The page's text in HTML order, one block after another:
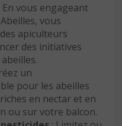
En vous engageant
vous
apiculteurs
des initiatives
un
pour les abeilles
en nectar et en
ou sur votre balcon.